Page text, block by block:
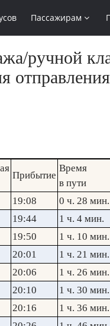
Пассажирам
ручной
Прибытие
Время
в пути
19:08
0 ч. 28 мин.
19:44
1 ч. 4 мин.
19:50
1 ч. 10 мин.
20:01
1 ч. 21 мин.
20:06
1 ч. 26 мин.
20:10
1 ч. 30 мин.
20:16
1 ч. 36 мин.